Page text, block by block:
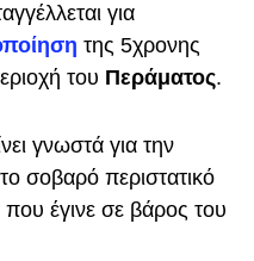
για
της 5χρονης
του Περάματος.
γνωστά για την
σοβαρό περιστατικό
που έγινε σε βάρος του